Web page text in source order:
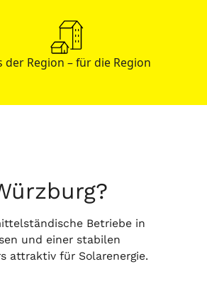
der Region – für die Region
Betriebe in
und einer stabilen
attraktiv für Solarenergie.